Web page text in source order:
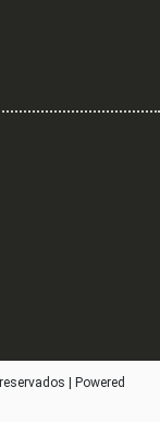
|
Powered